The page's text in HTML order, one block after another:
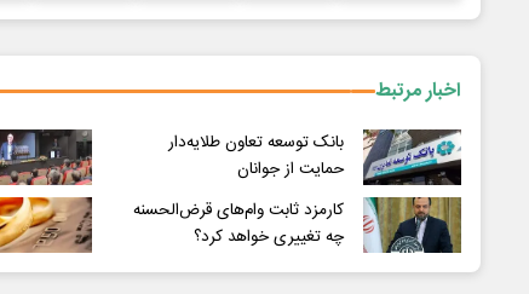
اخبار مرتبط
بانک توسعه تعاون طلایه‌دار
حمایت از جوانان
کارمزد ثابت وام‌های قرض‌الحسنه
چه تغییری خواهد کرد؟